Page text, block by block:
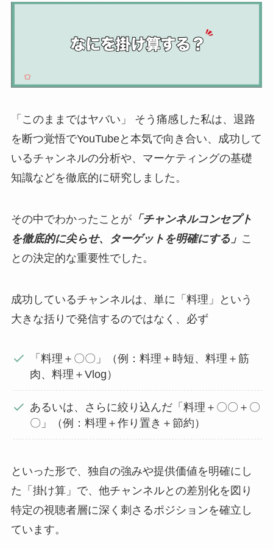
「このままではヤバい」 そう痛感した私は、退路
を断つ覚悟でYouTubeと本気で向き合い、成功して
いるチャンネルの分析や、マーケティングの基礎
知識などを徹底的に研究しました。
その中でわかったことが「チャンネルコンセプト
を徹底的に尖らせ、ターゲットを明確にする」 こ
との決定的な重要性でした。
成功しているチャンネルは、単に「料理」という
大きな括りで発信するのではなく、必ず
「料理＋〇〇」（例：料理＋時短、料理＋筋
肉、料理＋Vlog）
あるいは、さらに絞り込んだ「料理＋〇〇＋〇
〇」（例：料理＋作り置き＋節約）
といった形で、独自の強みや提供価値を明確にし
た「掛け算」で、他チャンネルとの差別化を図り
特定の視聴者層に深く刺さるポジションを確立し
ています。